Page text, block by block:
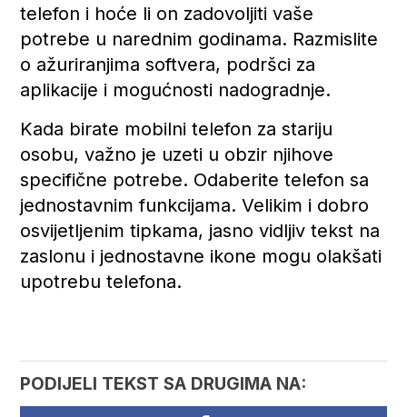
telefon i hoće li on zadovoljiti vaše
potrebe u narednim godinama. Razmislite
o ažuriranjima softvera, podršci za
aplikacije i mogućnosti nadogradnje.
Kada birate mobilni telefon za stariju
osobu, važno je uzeti u obzir njihove
specifične potrebe. Odaberite telefon sa
jednostavnim funkcijama. Velikim i dobro
osvijetljenim tipkama, jasno vidljiv tekst na
zaslonu i jednostavne ikone mogu olakšati
upotrebu telefona.
PODIJELI TEKST SA DRUGIMA NA: